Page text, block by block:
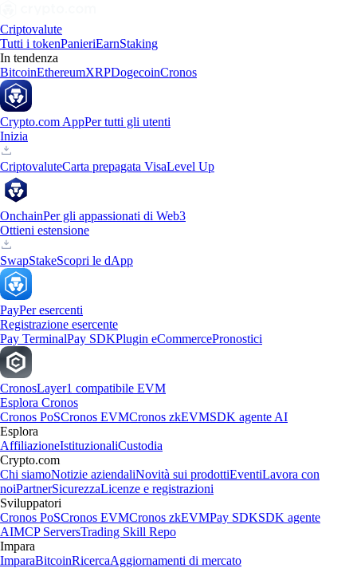
Criptovalute
Tutti i tokenPanieriEarnStaking
In tendenza
BitcoinEthereumXRPDogecoinCronos
Crypto.com AppPer tutti gli utenti
Inizia
CriptovaluteCarta prepagata VisaLevel Up
OnchainPer gli appassionati di Web3
Ottieni estensione
SwapStakeScopri le dApp
PayPer esercenti
Registrazione esercente
Pay TerminalPay SDKPlugin eCommercePronostici
CronosLayer1 compatibile EVM
Esplora Cronos
Cronos PoSCronos EVMCronos zkEVMSDK agente AI
Esplora
AffiliazioneIstituzionaliCustodia
Crypto.com
Chi siamoNotizie aziendaliNovità sui prodottiEventiLavora con
noiPartnerSicurezzaLicenze e registrazioni
Sviluppatori
Cronos PoSCronos EVMCronos zkEVMPay SDKSDK agente
AIMCP ServersTrading Skill Repo
Impara
ImparaBitcoinRicercaAggiornamenti di mercato